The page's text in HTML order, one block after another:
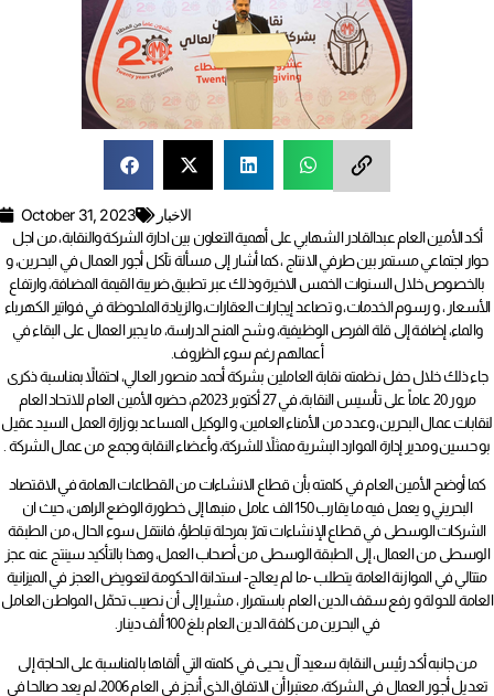
October 31, 2023 الاخبار
أكد الأمين العام عبدالقادر الشهابي على أهمية التعاون بين ادارة الشركة والنقابة، من اجل
حوار اجتماعي مستمر بين طرفي الانتاج ، كما أشار إلى مسألة تآكل أجور العمال في البحرين، و
بالخصوص خلال السنوات الخمس الاخيرة وذلك عبر تطبيق ضريبة القيمة المضافة، وارتفاع
الأسعار ، و رسوم الخدمات، و تصاعد إيجارات العقارات، والزيادة الملحوظة في فواتير الكهرباء
والماء، إضافة إلى قلة الفرص الوظيفية، و شح المنح الدراسة، ما يجبر العمال على البقاء في
أعمالهم رغم سوء الظروف.
جاء ذلك خلال حفل نظمته نقابة العاملين بشركة أحمد منصور العالي، احتفالاً بمناسبة ذكرى
مرور 20 عاماً على تأسيس النقابة، في 27 أكتوبر 2023م، حضره الأمين العام للاتحاد العام
لنقابات عمال البحرين، وعدد من الأمناء العامين، و الوكيل المساعد بوزارة العمل السيد عقيل
بو حسين ومدير إدارة الموارد البشرية ممثلاً للشركة، وأعضاء النقابة وجمع من عمال الشركة .
كما أوضح الأمين العام في كلمته بأن قطاع الانشاءات من القطاعات الهامة في الاقتصاد
البحريني و يعمل فيه ما يقارب 150 الف عامل منبها إلى خطورة الوضع الراهن، حيث ان
الشركات الوسطى في قطاع الإنشاءات تمرّ بمرحلة تباطؤ، فانتقل سوء الحال، من الطبقة
الوسطى من العمال، إلى الطبقة الوسطى من أصحاب العمل، وهذا بالتأكيد سينتج عنه عجز
متتالي في الموازنة العامة يتطلب -ما لم يعالج- استدانة الحكومة لتعويض العجز في الميزانية
العامة للدولة و رفع سقف الدين العام باستمرار ، مشيرا إلى أن نصيب تحمّل المواطن العامل
في البحرين من كلفة الدين العام بلغ 100 ألف دينار.
من جانبه أكد رئيس النقابة سعيد آل يحيى في كلمته التي ألقاها بالمناسبة على الحاجة إلى
تعديل أجور العمال في الشركة، معتبرا أن الاتفاق الذي أنجز في العام 2006، لم يعد صالحا في